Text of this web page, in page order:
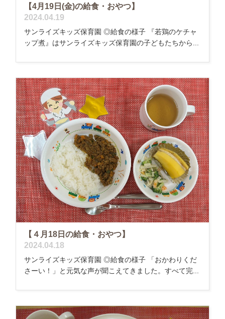
【4月19日(金)の給食・おやつ】
2024.04.19
サンライズキッズ保育園 ◎給食の様子 『若鶏のケチャ
ップ煮』はサンライズキッズ保育園の子どもたちから...
【４月18日の給食・おやつ】
2024.04.18
サンライズキッズ保育園 ◎給食の様子 「おかわりくだ
さーい！」と元気な声が聞こえてきました。すべて完...